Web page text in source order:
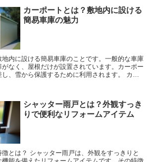
知識や技術が必要な作業です。安全性や耐久性を
頼できる施工業者に依頼することが重要です。
やデザインに合わせて、機能的で快適な空間を
ガレージ工事は、快適な生活や作業環境を実現
と言えます。
築物の所有者や入居者にとって重要なものであ
全性を保証するものとして信頼されています。
築物の所有者やリフォーム業者にとって義務付
物の新築や大規模な改修工事を行う場合には、
、建築基準法に基づく検査を受ける必要がありま
設計や施工の段階で行われ、建築基準法に適合
れた場合に、検査済証が発行されます。 検査
成後にも定期的な点検や検査を受けることが求め
り、建築物の安全性や耐久性が維持され、長期に
検査済証の取得は欠かせません。建築やリフォー
済証の取得に十分な注意を払い、法令や基準に
上げることが大切です。
カーポートとは？敷地内に設ける
簡易車庫の魅力
内に設ける簡易車庫のことです。一般的な車庫
がなく、屋根だけが設置されています。カーポー
、雪から保護するために利用されます。 カー
きます。 さらに、カーポートは車
自転車、荷物などを保管するためにも利用する
内に余裕がある場合、カーポートを設置するこ
途建てる必要がなくなります。これにより、ス
、デザイン性も重要な
素材や形状のカーポートが市場に出ており、自
ぶことができます。木製のカーポートは、自然
シャッター雨戸とは？外観すっき
りで便利なリフォームアイテム
、外観をすっきりと